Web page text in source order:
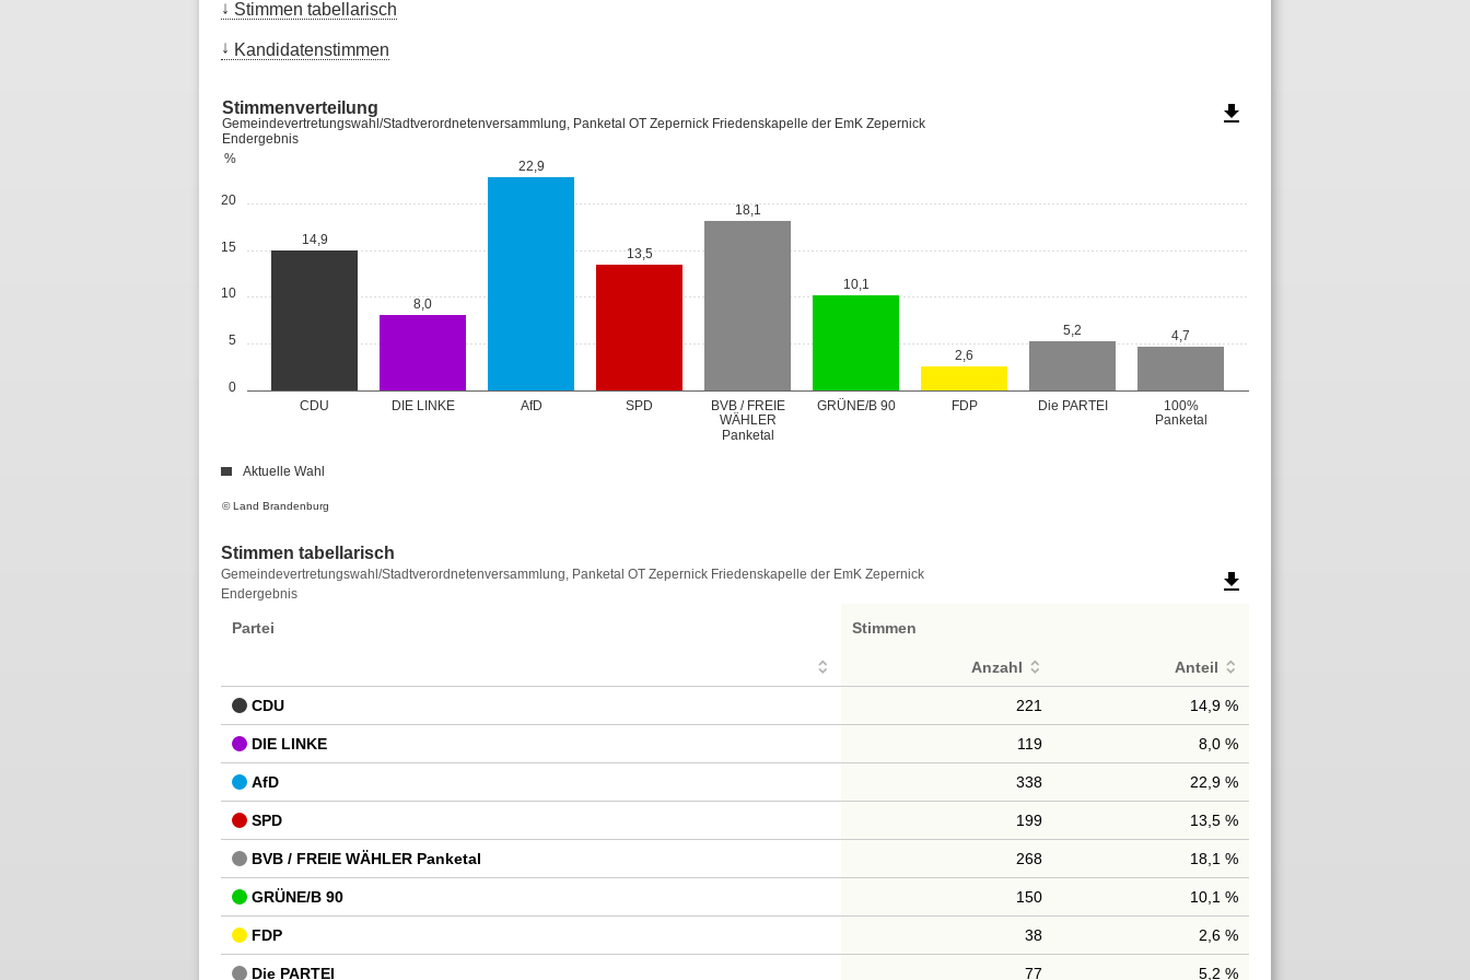
Stimmen tabellarisch
Kandidatenstimmen
0
5
10
15
20
%
CDU DIE LINKE AfD SPD BVB / FREIE
WÄHLER
Panketal
GRÜNE/B 90 FDP Die PARTEI
100%
Panketal
14,9
8,0
22,9
13,5
18,1
10,1
2,6
5,2 4,7
© Land Brandenburg
Stimmenverteilung
Gemeindevertretungswahl/Stadtverordnetenversammlung, Panketal OT Zepernick Friedenskapelle der EmK Zepernick
Endergebnis
Aktuelle Wahl
file_download
Stimmen tabellarisch
Stimmen
tabellarisch
Gemeindevertretungswahl/Stadtverordnetenversammlung, Panketal OT Zepernick Friedenskapelle der EmK Zepernick
Endergebnis
file_download
Partei Stimmen
Anzahl Anteil
CDU 221 14,9 %
DIE LINKE 119 8,0 %
AfD 338 22,9 %
SPD 199 13,5 %
BVB / FREIE WÄHLER Panketal 268 18,1 %
GRÜNE/B 90 150 10,1 %
FDP 38 2,6 %
Die PARTEI 77 5,2 %